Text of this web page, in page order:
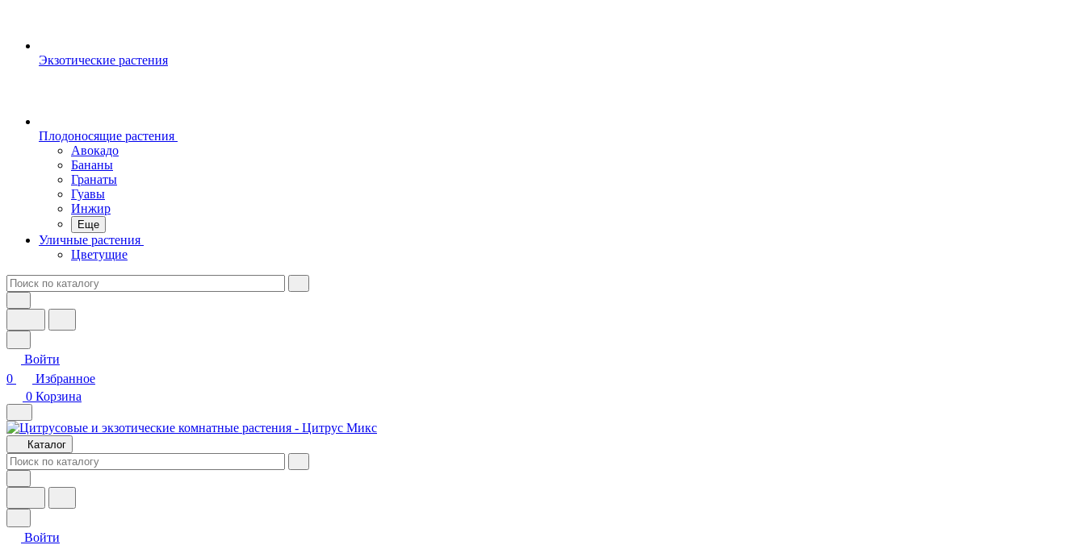
Экзотические растения
Плодоносящие растения
Авокадо
Бананы
Гранаты
Гуавы
Инжир
Еще
Уличные растения
Цветущие
Войти
0
Избранное
0 Корзина
Каталог
Войти